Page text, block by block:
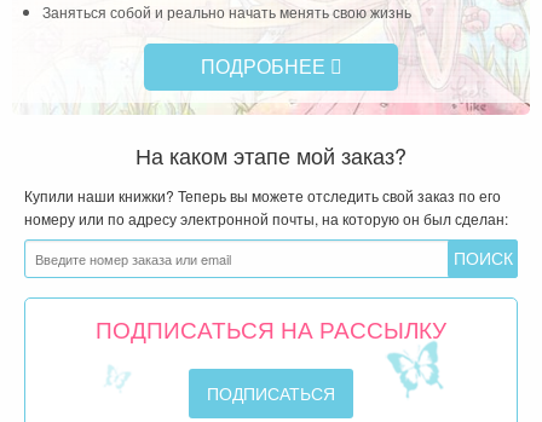
Заняться собой и реально начать менять свою жизнь
ПОДРОБНЕЕ
На каком этапе мой заказ?
Купили наши книжки? Теперь вы можете отследить свой заказ по его
номеру или по адресу электронной почты, на которую он был сделан:
ПОДПИСАТЬСЯ НА РАССЫЛКУ